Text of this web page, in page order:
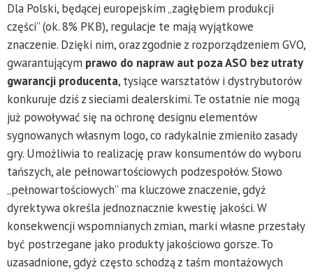
Dla Polski, będącej europejskim „zagłębiem produkcji
części” (ok. 8% PKB), regulacje te mają wyjątkowe
znaczenie. Dzięki nim, oraz zgodnie z rozporządzeniem GVO,
gwarantującym prawo do napraw aut poza ASO bez utraty
gwarancji producenta, tysiące warsztatów i dystrybutorów
konkuruje dziś z sieciami dealerskimi. Te ostatnie nie mogą
już powoływać się na ochronę designu elementów
sygnowanych własnym logo, co radykalnie zmieniło zasady
gry. Umożliwia to realizację praw konsumentów do wyboru
tańszych, ale pełnowartościowych podzespołów. Słowo
„pełnowartościowych” ma kluczowe znaczenie, gdyż
dyrektywa określa jednoznacznie kwestię jakości. W
konsekwencji wspomnianych zmian, marki własne przestały
być postrzegane jako produkty jakościowo gorsze. To
uzasadnione, gdyż często schodzą z taśm montażowych